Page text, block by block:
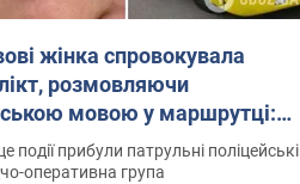
жінка спровокувала
розмовляючи
мовою у маршрутці:
склала адмінпротокол.
події прибули патрульні поліцейські
оперативна група